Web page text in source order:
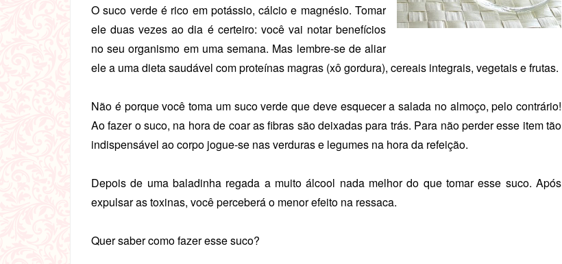
O suco verde é rico em potássio, cálcio e magnésio. Tomar
ele duas vezes ao dia é certeiro: você vai notar benefícios
no seu organismo em uma semana. Mas lembre-se de aliar
ele a uma dieta saudável com proteínas magras (xô gordura), cereais integrais, vegetais e frutas.
Não é porque você toma um suco verde que deve esquecer a salada no almoço, pelo contrário!
Ao fazer o suco, na hora de coar as fibras são deixadas para trás. Para não perder esse item tão
indispensável ao corpo jogue-se nas verduras e legumes na hora da refeição.
Depois de uma baladinha regada a muito álcool nada melhor do que tomar esse suco. Após
expulsar as toxinas, você perceberá o menor efeito na ressaca.
Quer saber como fazer esse suco?